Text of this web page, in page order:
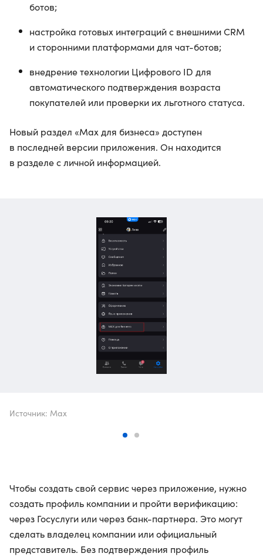
ботов;
настройка готовых интеграций с внешними CRM
и сторонними платформами для чат-ботов;
внедрение технологии Цифрового ID для
автоматического подтверждения возраста
покупателей или проверки их льготного статуса.
Новый раздел «Max для бизнеса» доступен
в последней версии приложения. Он находится
в разделе с личной информацией.
Источник: Max
Чтобы создать свой сервис через приложение, нужно
создать профиль компании и пройти верификацию:
через Госуслуги или через банк-партнера. Это могут
сделать владелец компании или официальный
представитель. Без подтверждения профиль